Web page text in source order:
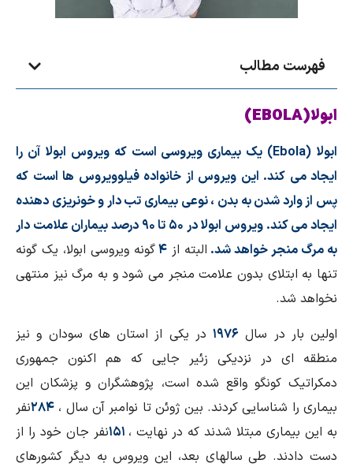
فهرست مطالب
ابولا(EBOLA)
ابولا (Ebola
) یک بیماری ویروسی است که ویروس ابولا آن را
ایجاد می کند. این ویروس از خانواده فیلوویروس ها است که
پس از وارد شدن به بدن ، نوعی بیماری تب دار و خونریزی دهنده
ایجاد می کند. ویروس ابولا در ۵۰ تا ۹۰ درصد بیماران علامت دار
به مرگ منجر خواهد شد. البته از ۴گونه ویروسی ابولا، یک گونه
تنها به ابتلای بدون علامت منجر می شود و به مرگ نیز منتهی
نخواهد شد.
اولین بار در سال ۱۹۷۶ در یکی از استان های سودان و نیز
منطقه ای در نزدیکی زئیر جایی که هم اکنون جمهوری
دمکراتیک کونگو واقع شده است، پژوهشگران و پزشکان این
بیماری را شناسایی کردند. بین ژوئن تا نوامبر آن سال ، ۲۸۴نفر
به این بیماری مبتلا شدند که در نهایت ،
نفر جان خود را از
دست دادند. طی سالهای بعد، این ویروس به دیگر کشورهای